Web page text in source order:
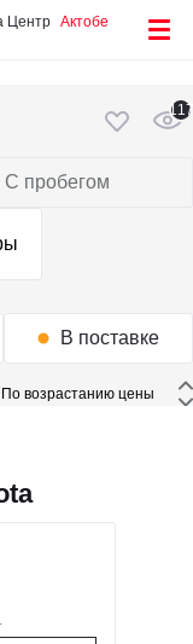
Центр Актобе
117
С пробегом
В поставке